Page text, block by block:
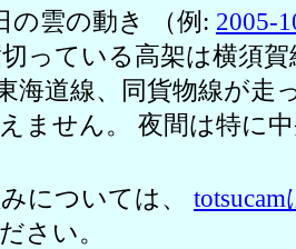
の雲の動き （例: 2005-
っている高架は横須
海道線、同貨物線が走
ません。 夜間は特に
については、
さい。